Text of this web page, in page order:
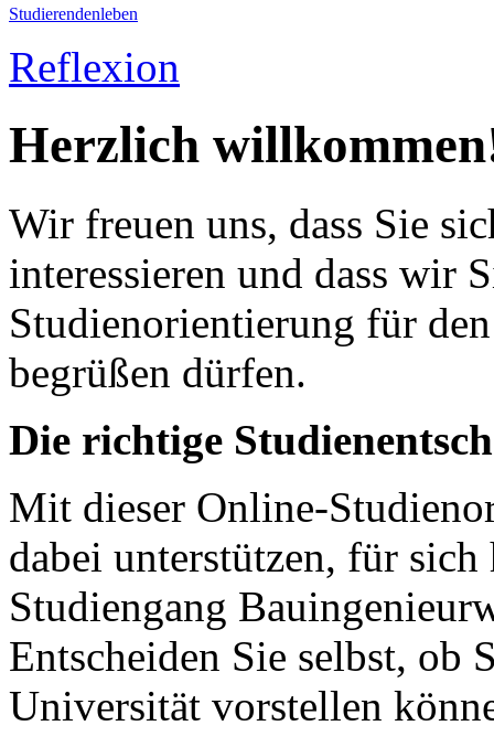
Studierendenleben
Reflexion
Herzlich
Wir freuen uns, dass Sie
interessieren und dass wir
Studienorientierung für
begrüßen dürfen.
Die richtige
Mit dieser Online-
dabei unterstützen, für
Studiengang
Entscheiden Sie selbst, ob
Universität vorstellen